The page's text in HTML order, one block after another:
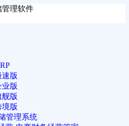
版
版
版
版
管理系统